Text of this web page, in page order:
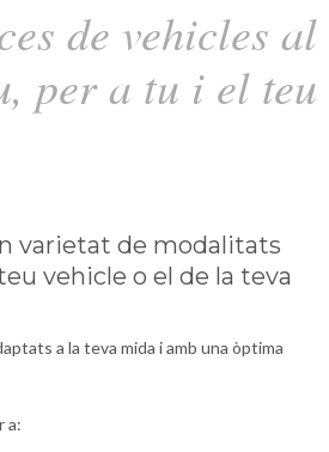
de vehicles al
per a tu i el teu
varietat de modalitats
vehicle o el de la teva
a la teva mida i amb una òptima
a: